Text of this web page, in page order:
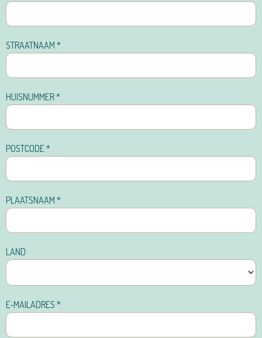
STRAATNAAM *
HUISNUMMER*
POSTCODE*
PLAATSNAAM *
LAND
E-MAILADRES *